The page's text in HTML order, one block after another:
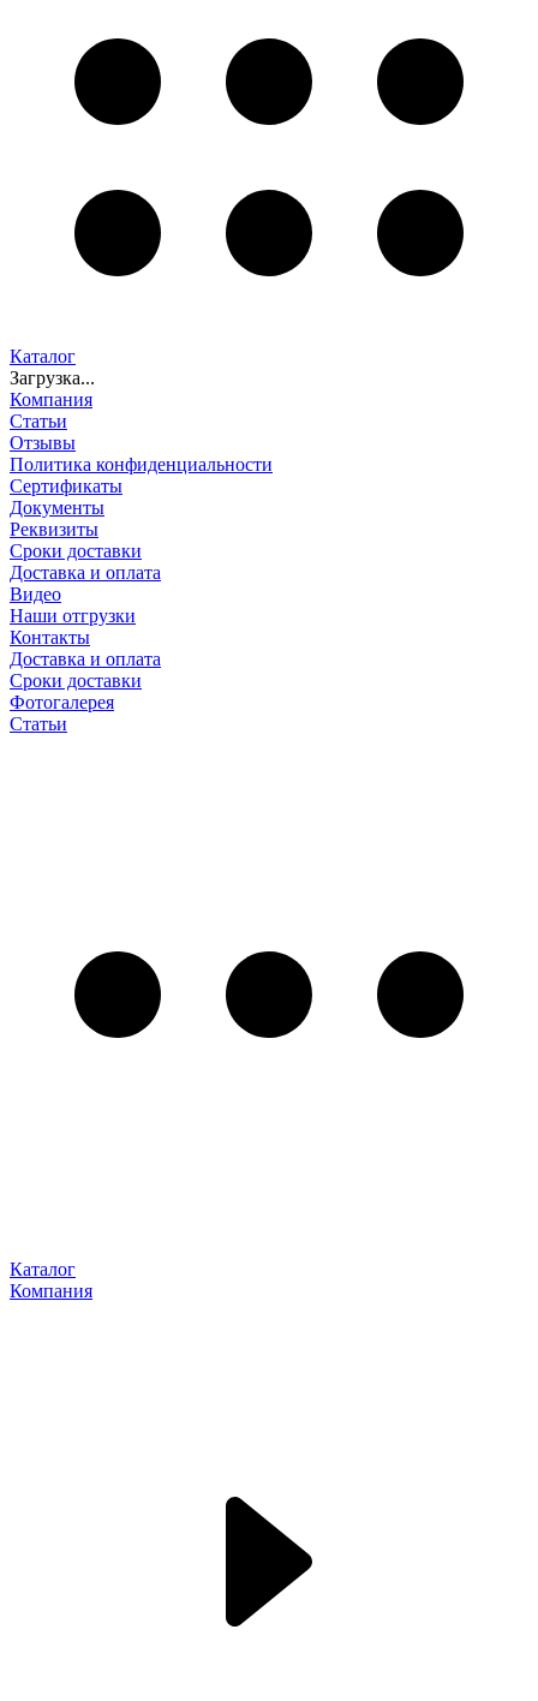
Каталог
Загрузка...
Компания
Статьи
Отзывы
Политика конфиденциальности
Сертификаты
Документы
Реквизиты
Сроки доставки
Доставка и оплата
Видео
Наши отгрузки
Контакты
Доставка и оплата
Сроки доставки
Фотогалерея
Статьи
Каталог
Компания